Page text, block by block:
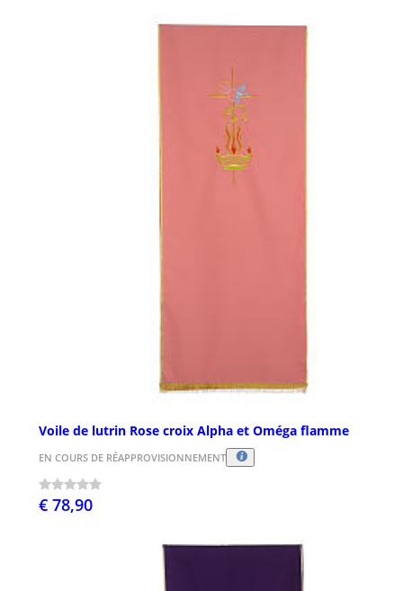
Voile de lutrin Rose croix Alpha et Oméga flamme
EN COURS DE RÉAPPROVISIONNEMENT
€ 78,90